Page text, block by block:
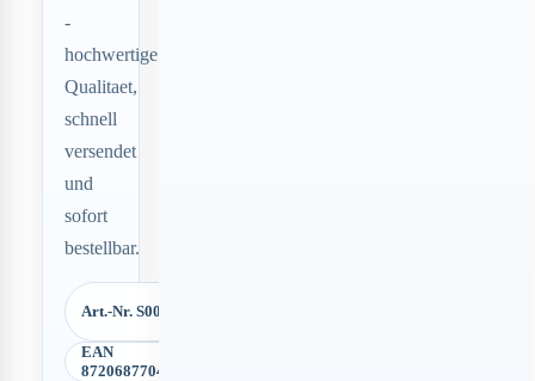
-
hochwertige
Qualitaet,
schnell
versendet
und
sofort
bestellbar.
Art.-Nr. S00521
EAN
8720687704856